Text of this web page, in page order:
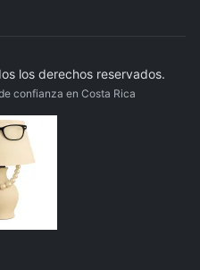
los derechos reservados.
confianza en Costa Rica